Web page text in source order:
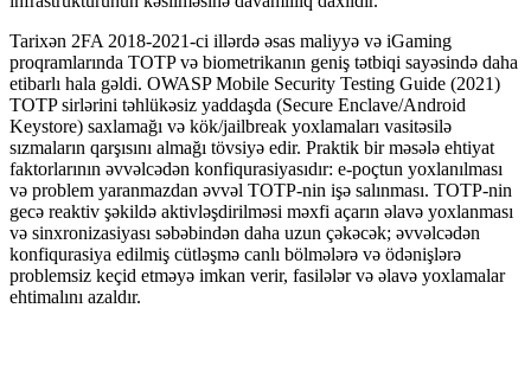
Tarixən 2FA 2018-2021-ci illərdə əsas maliyyə və iGaming
proqramlarında TOTP və biometrikanın geniş tətbiqi sayəsində daha
etibarlı hala gəldi. OWASP Mobile Security Testing Guide (2021)
TOTP sirlərini təhlükəsiz yaddaşda (Secure Enclave/Android
Keystore) saxlamağı və kök/jailbreak yoxlamaları vasitəsilə
sızmaların qarşısını almağı tövsiyə edir. Praktik bir məsələ ehtiyat
faktorlarının əvvəlcədən konfiqurasiyasıdır: e-poçtun yoxlanılması
və problem yaranmazdan əvvəl TOTP-nin işə salınması. TOTP-nin
gecə reaktiv şəkildə aktivləşdirilməsi məxfi açarın əlavə yoxlanması
və sinxronizasiyası səbəbindən daha uzun çəkəcək; əvvəlcədən
konfiqurasiya edilmiş cütləşmə canlı bölmələrə və ödənişlərə
problemsiz keçid etməyə imkan verir, fasilələr və əlavə yoxlamalar
ehtimalını azaldır.